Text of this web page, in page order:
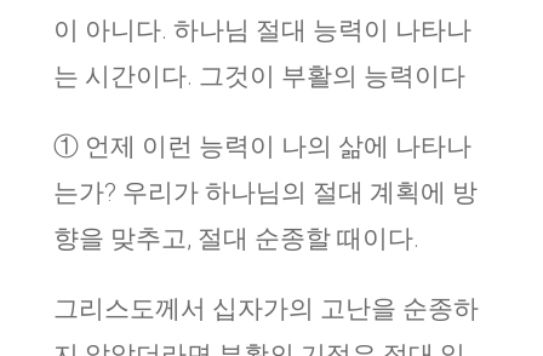
이 아니다. 하나님 절대 능력이 나타나
는 시간이다. 그것이 부활의 능력이다
① 언제 이런 능력이 나의 삶에 나타나
는가? 우리가 하나님의 절대 계획에 방
향을 맞추고, 절대 순종할 때이다.
그리스도께서 십자가의 고난을 순종하